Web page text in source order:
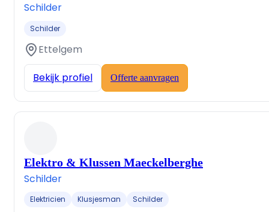
Schilder
Schilder
Ettelgem
Bekijk profiel Offerte aanvragen
Elektro & Klussen Maeckelberghe
Schilder
Elektricien Klusjesman Schilder